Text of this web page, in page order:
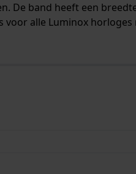
De band heeft een
alle Luminox horloges